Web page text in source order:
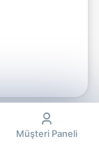
Müşteri Paneli
Nezdinde Yer
Ve Alan Adı Tescil